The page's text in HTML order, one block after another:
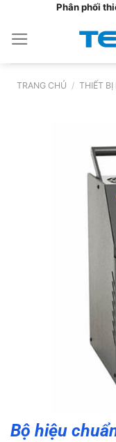
nội
dung
Phân phối
TRANG CHỦ / THIẾT BỊ
Bộ hiệu